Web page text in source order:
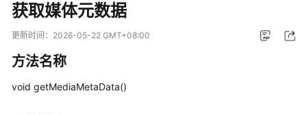
新
动
品
获取媒体元数据
更新时间： 2026-05-22 GMT+08:00
方法名称
void getMediaMetaData()